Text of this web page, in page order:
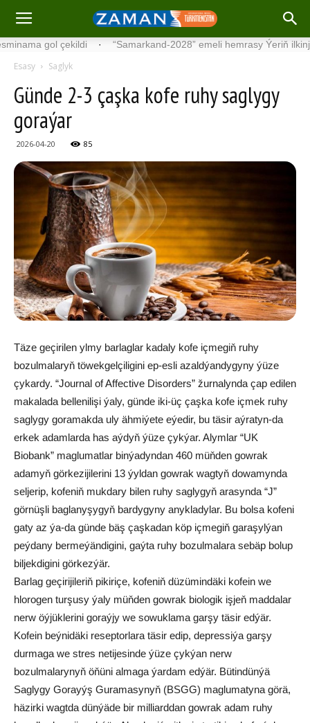
gol çekildi · “Samarkand-2028” emeli hemrasy Ýeriň ilkinji
Esasy Saglyk
Günde 2-3 çaşka kofe ruhy saglygy
goraýar
2026-04-20 85
Täze geçirilen ylmy barlaglar kadaly kofe içmegiň ruhy
bozulmalaryň töwekgelçiligini ep-esli azaldýandygyny ýüze
çykardy. “Journal of Affective Disorders” žurnalynda çap edilen
makalada bellenilişi ýaly, günde iki-üç çaşka kofe içmek ruhy
saglygy goramakda uly ähmiýete eýedir, bu täsir aýratyn-da
erkek adamlarda has aýdyň ýüze çykýar. Alymlar “UK
Biobank” maglumatlar binýadyndan 460 müňden gowrak
adamyň görkezijilerini 13 ýyldan gowrak wagtyň dowamynda
seljerip, kofeniň mukdary bilen ruhy saglygyň arasynda “J”
görnüşli baglanyşygyň bardygyny anykladylar. Bu bolsa kofeni
gaty az ýa-da günde bäş çaşkadan köp içmegiň garaşylýan
peýdany bermeýändigini, gaýta ruhy bozulmalara sebäp bolup
biljekdigini görkezýär.
Barlag geçirijileriň pikiriçe, kofeniň düzümindäki kofein we
hlorogen turşusy ýaly müňden gowrak biologik işjeň maddalar
nerw öýjüklerini goraýjy we sowuklama garşy täsir edýär.
Kofein beýnidäki reseptorlara täsir edip, depressiýa garşy
durmaga we stres netijesinde ýüze çykýan nerw
bozulmalarynyň öňüni almaga ýardam edýär. Bütindünýä
Saglygy Gorayýş Guramasynyň (BSGG) maglumatyna görä,
häzirki wagtda dünýäde bir milliarddan gowrak adam ruhy